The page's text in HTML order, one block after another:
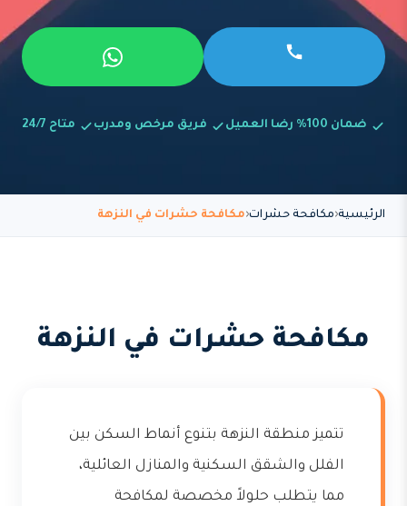
ضمان 100% رضا العميل فريق مرخص ومدرب متاح 24/7
الرئيسية مكافحة حشرات مكافحة حشرات في النزهة
مكافحة حشرات في النزهة
تتميز منطقة النزهة بتنوع أنماط السكن بين
الفلل والشقق السكنية والمنازل العائلية،
مما يتطلب حلولاً مخصصة لمكافحة